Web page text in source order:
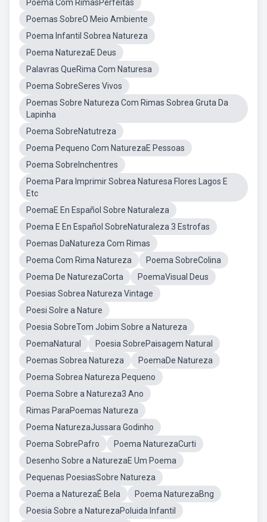
Poema Com RimasPerfeitas
Poemas SobreO Meio Ambiente
Poema Infantil Sobrea Natureza
Poema NaturezaE Deus
Palavras QueRima Com Naturesa
Poema SobreSeres Vivos
Poemas Sobre Natureza Com Rimas Sobrea Gruta Da
Lapinha
Poema SobreNatutreza
Poema Pequeno Com NaturezaE Pessoas
Poema SobreInchentres
Poema Para Imprimir Sobrea Naturesa Flores Lagos E
Etc
PoemaE En Español Sobre Naturaleza
Poema E En Español SobreNaturaleza 3 Estrofas
Poemas DaNatureza Com Rimas
Poema Com Rima Natureza
Poema SobreColina
Poema De NaturezaCorta
PoemaVisual Deus
Poesias Sobrea Natureza Vintage
Poesi Solre a Nature
Poesia SobreTom Jobim Sobre a Natureza
PoemaNatural
Poesia SobrePaisagem Natural
Poemas Sobrea Natureza
PoemaDe Natureza
Poema Sobrea Natureza Pequeno
Poema Sobre a Natureza3 Ano
Rimas ParaPoemas Natureza
Poema NaturezaJussara Godinho
Poema SobrePafro
Poema NaturezaCurti
Desenho Sobre a NaturezaE Um Poema
Pequenas PoesiasSobre Natureza
Poema a NaturezaÉ Bela
Poema NaturezaBng
Poesia Sobre a NaturezaPoluida Infantil